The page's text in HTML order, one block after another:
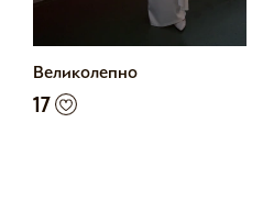
Великолепно
17